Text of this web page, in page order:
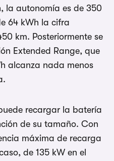
la autonomía es de 350
64 kWh la cifra
km. Posteriormente se
Extended Range, que
alcanza nada menos
recargar la batería
de su tamaño. Con
máxima de recarga
de 135 kW en el